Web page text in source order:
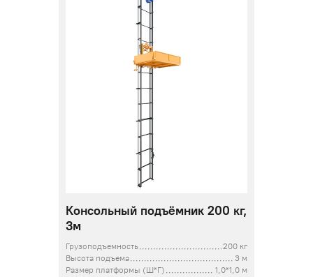
Консольный подъёмник 200 кг,
3м
Грузоподъемность
200 кг
Высота подъема
3 м
Размер платформы (Ш*Г)
1,0*1,0 м